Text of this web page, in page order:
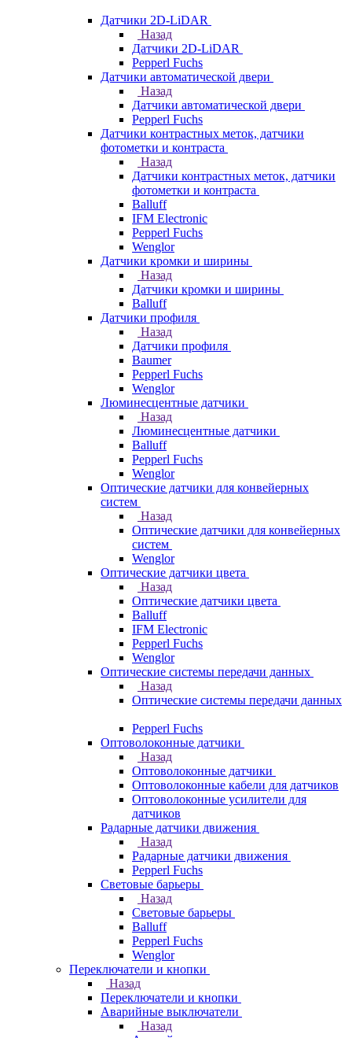
Датчики 2D-LiDAR
Назад
Датчики 2D-LiDAR
Pepperl Fuchs
Датчики автоматической двери
Назад
Датчики автоматической двери
Pepperl Fuchs
Датчики контрастных меток, датчики
фотометки и контраста
Назад
Датчики контрастных меток, датчики
фотометки и контраста
Balluff
IFM Electronic
Pepperl Fuchs
Wenglor
Датчики кромки и ширины
Назад
Датчики кромки и ширины
Balluff
Датчики профиля
Назад
Датчики профиля
Baumer
Pepperl Fuchs
Wenglor
Люминесцентные датчики
Назад
Люминесцентные датчики
Balluff
Pepperl Fuchs
Wenglor
Оптические датчики для конвейерных
систем
Назад
Оптические датчики для конвейерных
систем
Wenglor
Оптические датчики цвета
Назад
Оптические датчики цвета
Balluff
IFM Electronic
Pepperl Fuchs
Wenglor
Оптические системы передачи данных
Назад
Оптические системы передачи данных
Pepperl Fuchs
Оптоволоконные датчики
Назад
Оптоволоконные датчики
Оптоволоконные кабели для датчиков
Оптоволоконные усилители для
датчиков
Радарные датчики движения
Назад
Радарные датчики движения
Pepperl Fuchs
Световые барьеры
Назад
Световые барьеры
Balluff
Pepperl Fuchs
Wenglor
Переключатели и кнопки
Назад
Переключатели и кнопки
Аварийные выключатели
Назад